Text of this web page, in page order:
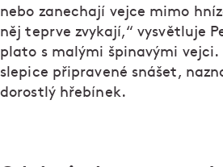
nebo zanechají vejce mimo
něj teprve zvykají,“ vysvětluje
plato s malými špinavými vejci.
slepice připravené snášet,
dorostlý hřebínek.